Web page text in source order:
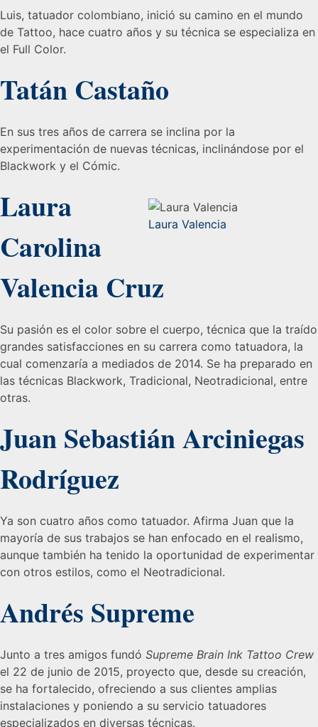
Luis, tatuador colombiano, inició su camino en el mundo
de Tattoo, hace cuatro años y su técnica se especializa en
el Full Color.
Tatán Castaño
En sus tres años de carrera se inclina por la
experimentación de nuevas técnicas, inclinándose por el
Blackwork y el Cómic.
Laura Valencia
Laura
Carolina
Valencia Cruz
Su pasión es el color sobre el cuerpo, técnica que la traído
grandes satisfacciones en su carrera como tatuadora, la
cual comenzaría a mediados de 2014. Se ha preparado en
las técnicas Blackwork, Tradicional, Neotradicional, entre
otras.
Juan Sebastián Arciniegas
Rodríguez
Ya son cuatro años como tatuador. Afirma Juan que la
mayoría de sus trabajos se han enfocado en el realismo,
aunque también ha tenido la oportunidad de experimentar
con otros estilos, como el Neotradicional.
Andrés Supreme
Junto a tres amigos fundó Supreme Brain Ink Tattoo Crew
el 22 de junio de 2015, proyecto que, desde su creación,
se ha fortalecido, ofreciendo a sus clientes amplias
instalaciones y poniendo a su servicio tatuadores
especializados en diversas técnicas.